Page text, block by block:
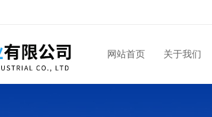
网站首页 关于我们